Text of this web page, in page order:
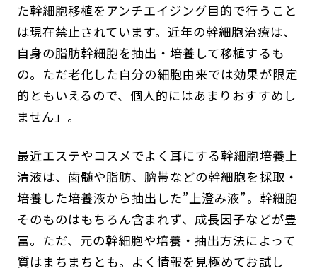
た幹細胞移植をアンチエイジング目的で行うこと
は現在禁止されています。近年の幹細胞治療は、
自身の脂肪幹細胞を抽出・培養して移植するも
の。ただ老化した自分の細胞由来では効果が限定
的ともいえるので、個人的にはあまりおすすめし
ません」。
最近エステやコスメでよく耳にする幹細胞培養上
清液は、歯髄や脂肪、臍帯などの幹細胞を採取・
培養した培養液から抽出した”上澄み液”。幹細胞
そのものはもちろん含まれず、成長因子などが豊
富。ただ、元の幹細胞や培養・抽出方法によって
質はまちまちとも。よく情報を見極めてお試し